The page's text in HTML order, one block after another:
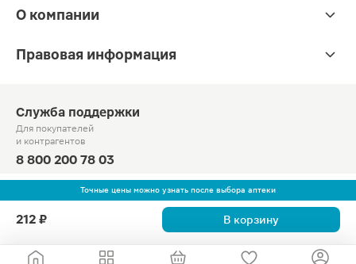
Точные цены можно узнать после выбора аптеки
212 ₽ В корзину
О компании
Правовая информация
Служба поддержки
Для покупателей
и контрагентов
8 800 200 78 03
Круглосуточно, звонок по России бесплатный
© Официальный сайт сети «Магнит».